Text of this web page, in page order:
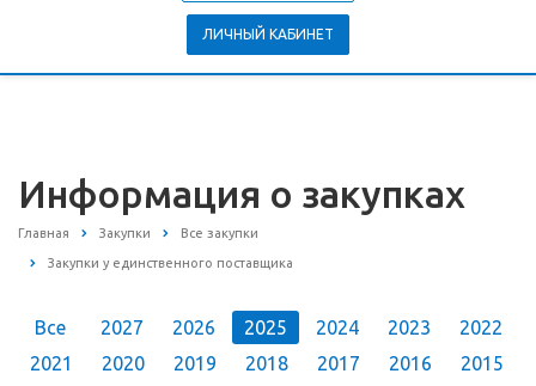
ЛИЧНЫЙ КАБИНЕТ
Информация о закупках
Главная Закупки Все закупки
Закупки у единственного поставщика
Все 2027 2026 2025 2024 2023
2022
2021
2020 2019 2018 2017 2016
2015